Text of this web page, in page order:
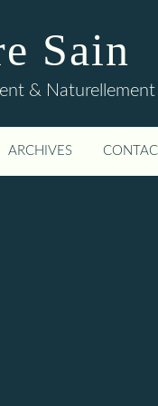
Sain
& Naturellement
ARCHIVES